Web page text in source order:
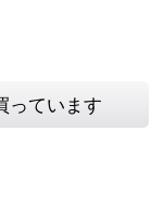
っています